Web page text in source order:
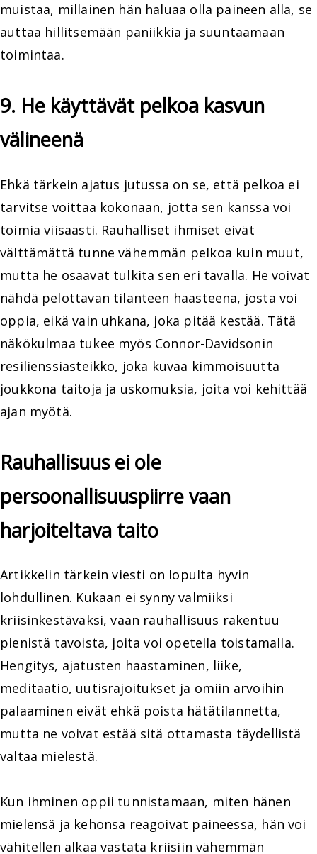
muistaa, millainen hän haluaa olla paineen alla, se
auttaa hillitsemään paniikkia ja suuntaamaan
toimintaa.
9. He käyttävät pelkoa kasvun
välineenä
Ehkä tärkein ajatus jutussa on se, että pelkoa ei
tarvitse voittaa kokonaan, jotta sen kanssa voi
toimia viisaasti. Rauhalliset ihmiset eivät
välttämättä tunne vähemmän pelkoa kuin muut,
mutta he osaavat tulkita sen eri tavalla. He voivat
nähdä pelottavan tilanteen haasteena, josta voi
oppia, eikä vain uhkana, joka pitää kestää. Tätä
näkökulmaa tukee myös Connor-Davidsonin
resilienssiasteikko, joka kuvaa kimmoisuutta
joukkona taitoja ja uskomuksia, joita voi kehittää
ajan myötä.
Rauhallisuus ei ole
persoonallisuuspiirre vaan
harjoiteltava taito
Artikkelin tärkein viesti on lopulta hyvin
lohdullinen. Kukaan ei synny valmiiksi
kriisinkestäväksi, vaan rauhallisuus rakentuu
pienistä tavoista, joita voi opetella toistamalla.
Hengitys, ajatusten haastaminen, liike,
meditaatio, uutisrajoitukset ja omiin arvoihin
palaaminen eivät ehkä poista hätätilannetta,
mutta ne voivat estää sitä ottamasta täydellistä
valtaa mielestä.
Kun ihminen oppii tunnistamaan, miten hänen
mielensä ja kehonsa reagoivat paineessa, hän voi
vähitellen alkaa vastata kriisiin vähemmän